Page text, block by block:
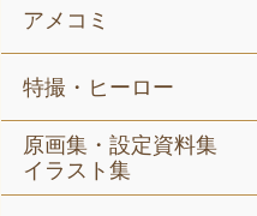
アメコミ
特撮・ヒーロー
原画集・設定資料集
イラスト集